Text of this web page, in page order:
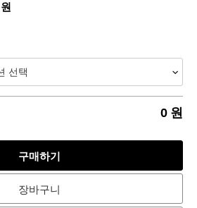
원
0 원
구매하기
장바구니